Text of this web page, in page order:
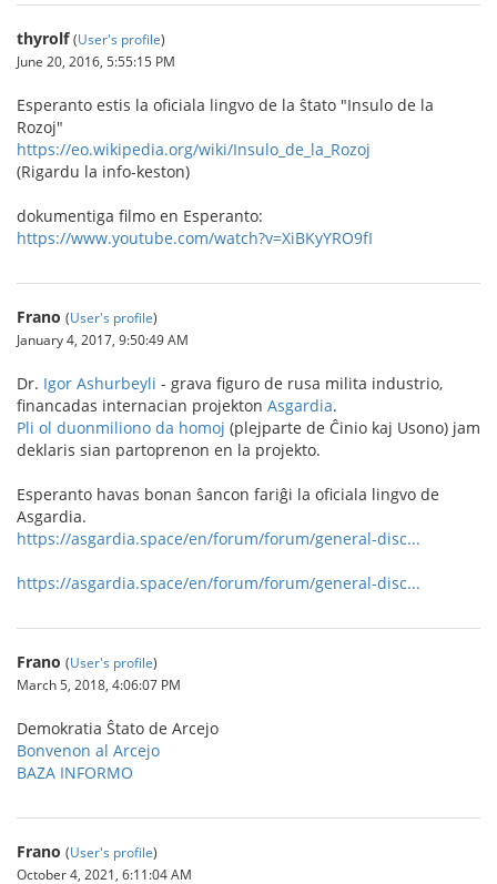
thyrolf (User's profile)
June 20, 2016, 5:55:15 PM
Esperanto estis la oficiala lingvo de la ŝtato "Insulo de la
Rozoj"
https://eo.wikipedia.org/wiki/Insulo_de_la_Rozoj
(Rigardu la info-keston)
dokumentiga filmo en Esperanto:
https://www.youtube.com/watch?v=XiBKyYRO9fI
Frano (User's profile)
January 4, 2017, 9:50:49 AM
Dr. Igor Ashurbeyli - grava figuro de rusa milita industrio,
financadas internacian projekton Asgardia.
Pli ol duonmiliono da homoj (plejparte de Ĉinio kaj Usono) jam
deklaris sian partoprenon en la projekto.
Esperanto havas bonan ŝancon fariĝi la oficiala lingvo de
Asgardia.
https://asgardia.space/en/forum/forum/general-disc...
https://asgardia.space/en/forum/forum/general-disc...
Frano (User's profile)
March 5, 2018, 4:06:07 PM
Demokratia Ŝtato de Arcejo
Bonvenon al Arcejo
BAZA INFORMO
Frano (User's profile)
October 4, 2021, 6:11:04 AM